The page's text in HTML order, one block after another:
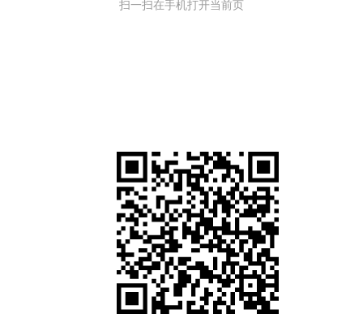
扫一扫在手机打开当前页